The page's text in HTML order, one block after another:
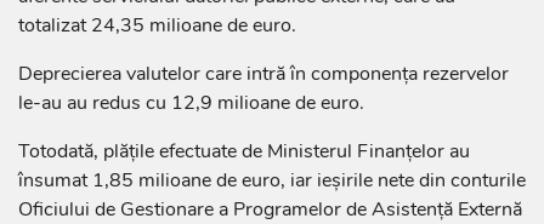
totalizat 24,35 milioane de euro.
Deprecierea valutelor care intră în componența rezervelor
le-au au redus cu 12,9 milioane de euro.
Totodată, plățile efectuate de Ministerul Finanțelor au
însumat 1,85 milioane de euro, iar ieșirile nete din conturile
Oficiului de Gestionare a Programelor de Asistență Externă